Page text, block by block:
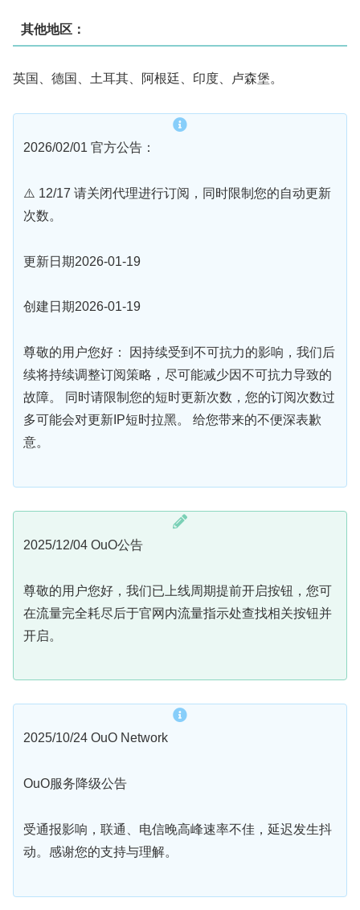
其他地区：
英国、德国、土耳其、阿根廷、印度、卢森堡。
2026/02/01 官方公告：
⚠️ 12/17 请关闭代理进行订阅，同时限制您的自动更新
次数。
更新日期2026-01-19
创建日期2026-01-19
尊敬的用户您好： 因持续受到不可抗力的影响，我们后
续将持续调整订阅策略，尽可能减少因不可抗力导致的
故障。 同时请限制您的短时更新次数，您的订阅次数过
多可能会对更新IP短时拉黑。 给您带来的不便深表歉
意。
2025/12/04 OuO公告
尊敬的用户您好，我们已上线周期提前开启按钮，您可
在流量完全耗尽后于官网内流量指示处查找相关按钮并
开启。
2025/10/24 OuO Network
OuO服务降级公告
受通报影响，联通、电信晚高峰速率不佳，延迟发生抖
动。感谢您的支持与理解。